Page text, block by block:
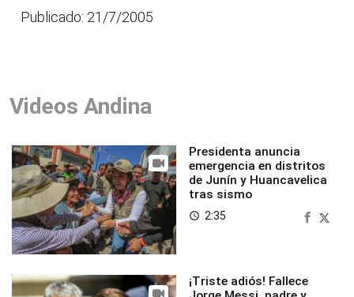
Publicado: 21/7/2005
Videos Andina
Presidenta anuncia
emergencia en distritos
de Junín y Huancavelica
tras sismo
access_time 2:35
¡Triste adiós! Fallece